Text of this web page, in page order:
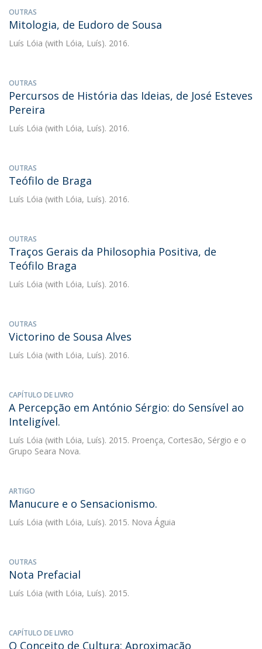
OUTRAS
Mitologia, de Eudoro de Sousa
Luís Lóia (with Lóia, Luís). 2016.
OUTRAS
Percursos de História das Ideias, de José Esteves
Pereira
Luís Lóia (with Lóia, Luís). 2016.
OUTRAS
Teófilo de Braga
Luís Lóia (with Lóia, Luís). 2016.
OUTRAS
Traços Gerais da Philosophia Positiva, de
Teófilo Braga
Luís Lóia (with Lóia, Luís). 2016.
OUTRAS
Victorino de Sousa Alves
Luís Lóia (with Lóia, Luís). 2016.
CAPÍTULO DE LIVRO
A Percepção em António Sérgio: do Sensível ao
Inteligível.
Luís Lóia (with Lóia, Luís). 2015. Proença, Cortesão, Sérgio e o
Grupo Seara Nova.
ARTIGO
Manucure e o Sensacionismo.
Luís Lóia (with Lóia, Luís). 2015. Nova Águia
OUTRAS
Nota Prefacial
Luís Lóia (with Lóia, Luís). 2015.
CAPÍTULO DE LIVRO
O Conceito de Cultura: Aproximação